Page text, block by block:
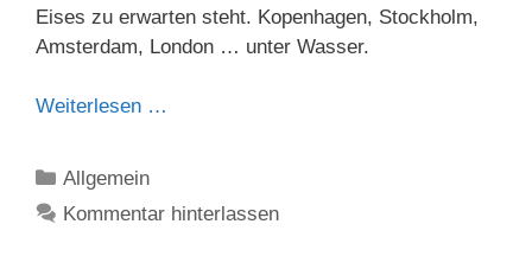
Eises zu erwarten steht. Kopenhagen, Stockholm,
Amsterdam, London … unter Wasser.
Weiterlesen …
Kategorien
Allgemein
Kommentar hinterlassen